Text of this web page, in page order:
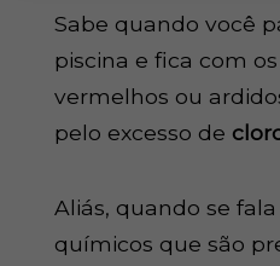
Sabe quando você
piscina e fica com
vermelhos ou
pelo excesso de
Aliás, quando se
químicos que são